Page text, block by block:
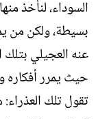
السوداء، لنأخذ
بسيطة، ولكن من
عنه العجيلي بتلك
حيث يمرر أفكاره
تقول تلك